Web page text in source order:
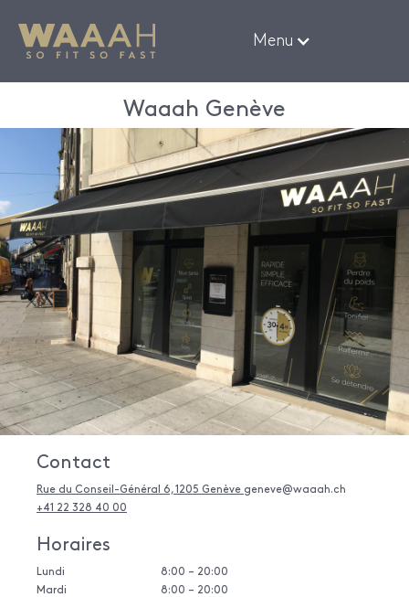
Menu
Waaah Genève
Contact
Rue du Conseil-Général 6, 1205 Genève geneve@waaah.ch
+41 22 328 40 00
Horaires
Lundi
Mardi
8:00 – 20:00
8:00 – 20:00